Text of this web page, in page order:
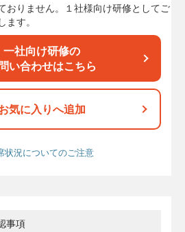
おりません。１社様向け研修としてご
す。
一社向け研修の
い合わせはこちら
気に入りへ追加
状況についてのご注意
事項